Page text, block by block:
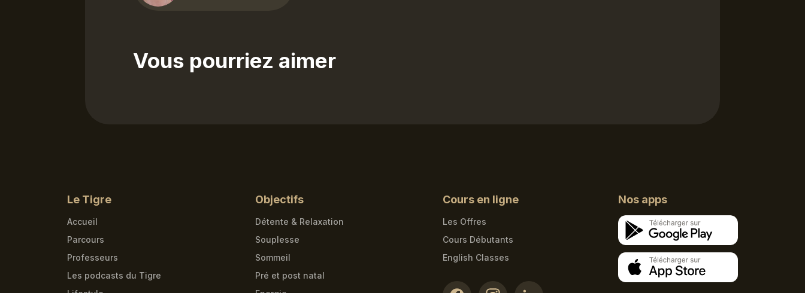
Vous pourriez aimer
Le Tigre
Accueil
Parcours
Professeurs
Les podcasts du Tigre
Objectifs
Détente & Relaxation
Souplesse
Sommeil
Pré et post natal
Cours en ligne
Les Offres
Cours Débutants
English Classes
Nos apps